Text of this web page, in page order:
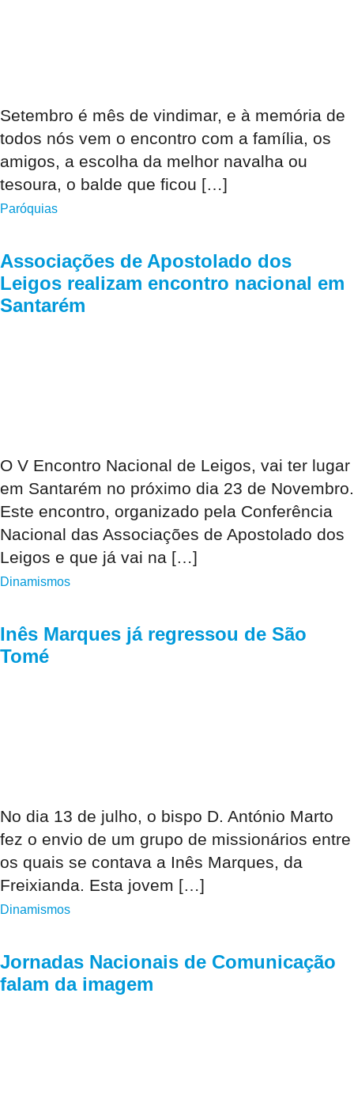
Setembro é mês de vindimar, e à memória de
todos nós vem o encontro com a família, os
amigos, a escolha da melhor navalha ou
tesoura, o balde que ficou […]
Paróquias
Associações de Apostolado dos
Leigos realizam encontro nacional em
Santarém
O V Encontro Nacional de Leigos, vai ter lugar
em Santarém no próximo dia 23 de Novembro.
Este encontro, organizado pela Conferência
Nacional das Associações de Apostolado dos
Leigos e que já vai na […]
Dinamismos
Inês Marques já regressou de São
Tomé
No dia 13 de julho, o bispo D. António Marto
fez o envio de um grupo de missionários entre
os quais se contava a Inês Marques, da
Freixianda. Esta jovem […]
Dinamismos
Jornadas Nacionais de Comunicação
falam da imagem